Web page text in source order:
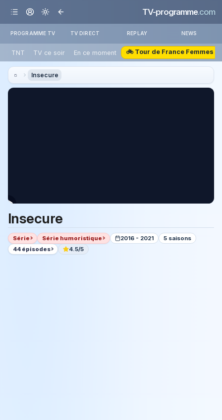
TV-programme.com
PROGRAMME TV TV DIRECT REPLAY NEWS
TNT TV ce soir En ce moment 🚲 Tour de France Femmes
Insecure
Insecure
Série Série humoristique 2016 - 2021
5 saisons
44 épisodes
4.5/5